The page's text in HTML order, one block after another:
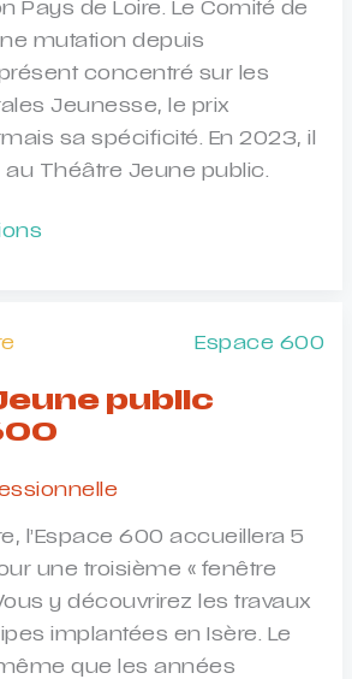
Pays de Loire. Le Comité de
mutation depuis
concentré sur les
Jeunesse, le prix
sa spécificité. En 2023, il
Théâtre Jeune public.
Espace 600
public
l’Espace 600 accueillera 5
une troisième « fenêtre
y découvrirez les travaux
implantées en Isère. Le
que les années